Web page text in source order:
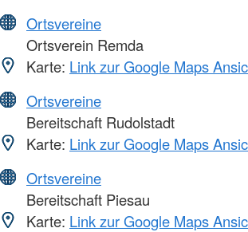
Ortsvereine
Ortsverein Remda
Karte: Link zur Google Maps
Ortsvereine
Bereitschaft Rudolstadt
Karte: Link zur Google Maps
Ortsvereine
Bereitschaft Piesau
Karte: Link zur Google Maps